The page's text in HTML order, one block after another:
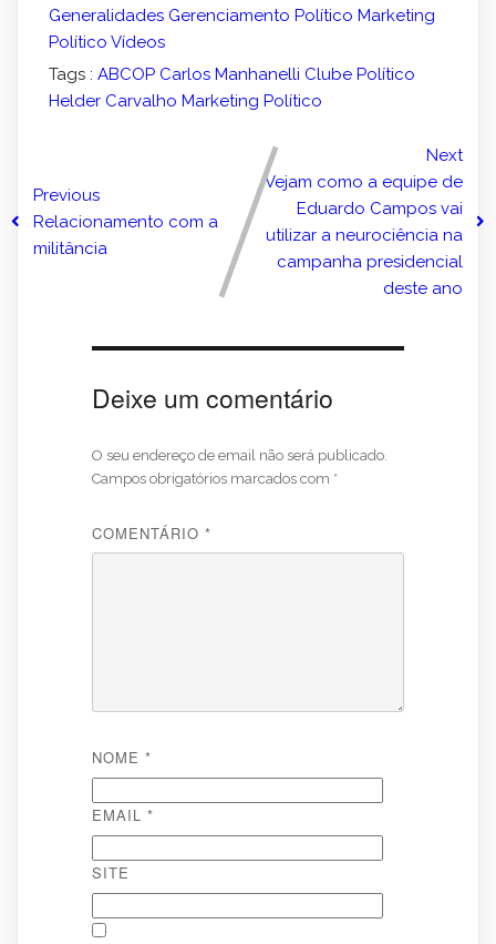
Generalidades Gerenciamento Político Marketing
Político Vídeos
Tags : ABCOP Carlos Manhanelli Clube Político
Helder Carvalho Marketing Político
Previous
Relacionamento com a
militância
Next
Vejam como a equipe de
Eduardo Campos vai
utilizar a neurociência na
campanha presidencial
deste ano
Deixe um comentário
O seu endereço de email não será publicado.
Campos obrigatórios marcados com *
COMENTÁRIO *
NOME *
EMAIL *
SITE